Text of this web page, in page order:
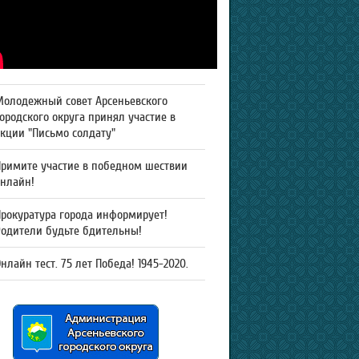
совет Арсеньевского
округа принял участие в
"Письмо солдату"
участие в победном шествии
города информирует!
будьте бдительны!
тест. 75 лет Победа! 1945-2020.